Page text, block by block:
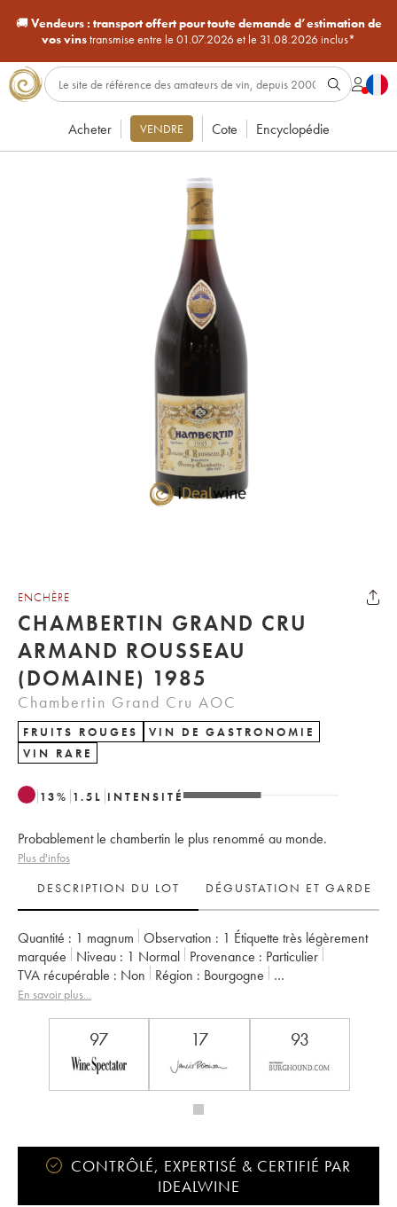
🚚Vendeurs : transport offert pour toute demande d’estimation de
vos vinstransmise entre le 01.07.2026 et le 31.08.2026 inclus*
Acheter VENDRE Cote Encyclopédie
ENCHÈRE
CHAMBERTIN GRAND CRU
ARMAND ROUSSEAU
(DOMAINE) 1985
Chambertin Grand Cru AOC
FRUITS ROUGES
VIN DE GASTRONOMIE
VIN RARE
13% 1.5 L INTENSITÉ
Probablement le chambertin le plus renommé au monde.
Plus d'infos
DESCRIPTION DU LOT
DÉGUSTATION ET GARDE
Quantité : 1 magnum Observation : 1 Étiquette très légèrement
marquée
Niveau : 1 Normal Provenance : particulier
TVA récupérable :
non Région :
Bourgogne
Appellation :
En savoir plus...
97 17 93
CONTRÔLÉ, EXPERTISÉ & CERTIFIÉ PAR
IDEALWINE